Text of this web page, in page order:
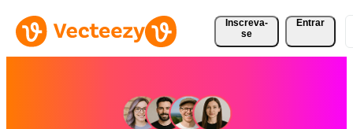
Inscreva-
se
Entrar